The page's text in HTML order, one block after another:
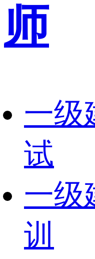
师
一级
试
一级
训